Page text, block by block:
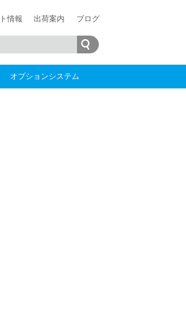
情報 出荷案内 ブログ
オプションシステム